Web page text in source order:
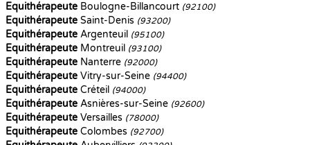
Equithérapeute Boulogne-Billancourt (92100)
Equithérapeute Saint-Denis (93200)
Equithérapeute Argenteuil (95100)
Equithérapeute Montreuil (93100)
Equithérapeute Nanterre (92000)
Equithérapeute Vitry-sur-Seine (94400)
Equithérapeute Créteil (94000)
Equithérapeute Asnières-sur-Seine (92600)
Equithérapeute Versailles (78000)
Equithérapeute Colombes (92700)